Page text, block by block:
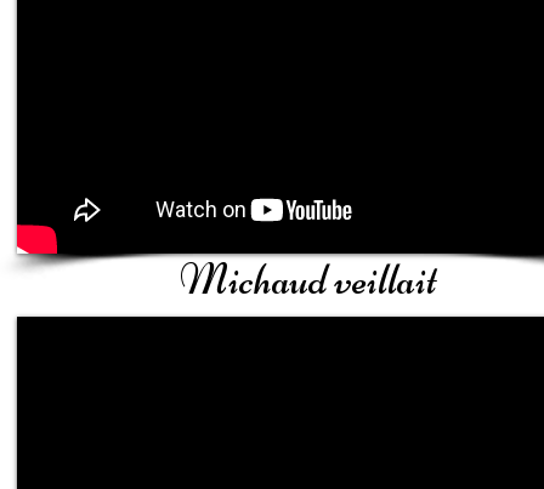
Michaud veillait